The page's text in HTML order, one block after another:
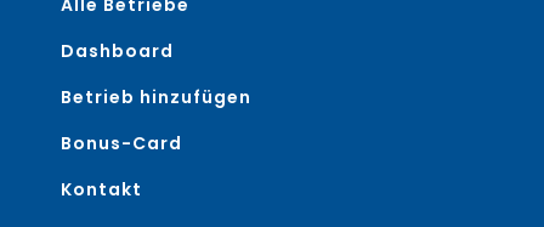
Alle Betriebe
Dashboard
Betrieb hinzufügen
Bonus-Card
Kontakt